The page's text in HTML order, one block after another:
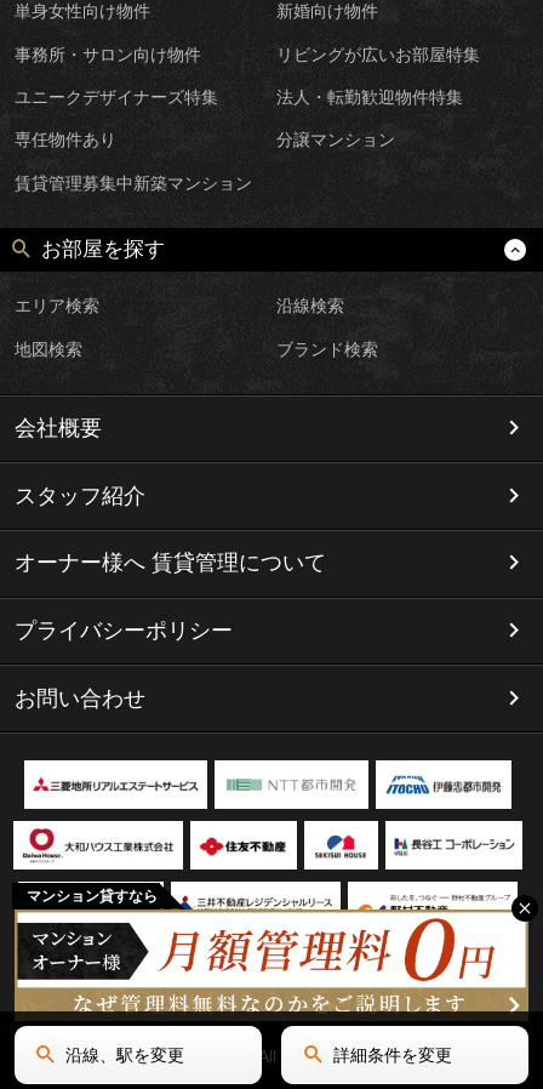
マンション貸すなら
単身女性向け物件 新婚向け物件
事務所・サロン向け物件 リビングが広いお部屋特集
ユニークデザイナーズ特集 法人・転勤歓迎物件特集
専任物件あり 分譲マンション
賃貸管理募集中新築マンション
お部屋を探す
エリア検索 沿線検索
地図検索 ブランド検索
会社概要
スタッフ紹介
オーナー様へ 賃貸管理について
プライバシーポリシー
お問い合わせ
Copyright(C) リミテッド名古屋 All Rights Reserved.
沿線、駅を変更 詳細条件を変更